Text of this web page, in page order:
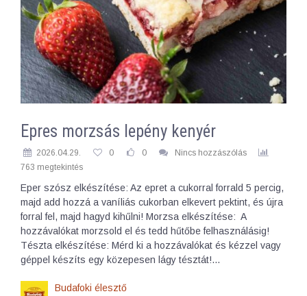
Epres morzsás lepény kenyér
2026.04.29. 0 0
Nincs hozzászólás
763 megtekintés
Eper szósz elkészítése: Az epret a cukorral forrald 5 percig,
majd add hozzá a vaníliás cukorban elkevert pektint, és újra
forral fel, majd hagyd kihűlni! Morzsa elkészítése: A
hozzávalókat morzsold el és tedd hűtőbe felhasználásig!
Tészta elkészítése: Mérd ki a hozzávalókat és kézzel vagy
géppel készíts egy közepesen lágy tésztát!…
Budafoki élesztő